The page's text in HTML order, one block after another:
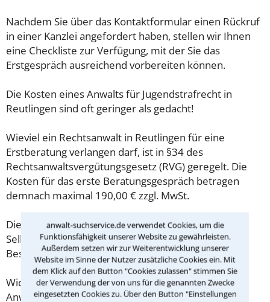
anwalt-suchservice.de verwendet Cookies, um die
Funktionsfähigkeit unserer Website zu gewährleisten.
Außerdem setzen wir zur Weiterentwicklung unserer
Website im Sinne der Nutzer zusätzliche Cookies ein. Mit
dem Klick auf den Button "Cookies zulassen" stimmen Sie
der Verwendung der von uns für die genannten Zwecke
eingesetzten Cookies zu. Über den Button "Einstellungen
Nachdem Sie über das Kontaktformular einen Rückruf
in einer Kanzlei angefordert haben, stellen wir Ihnen
eine Checkliste zur Verfügung, mit der Sie das
Erstgespräch ausreichend vorbereiten können.
Die Kosten eines Anwalts für Jugendstrafrecht in
Reutlingen sind oft geringer als gedacht!
Wieviel ein Rechtsanwalt in Reutlingen für eine
Erstberatung verlangen darf, ist in §34 des
Rechtsanwaltsvergütungsgesetz (RVG) geregelt. Die
Kosten für das erste Beratungsgespräch betragen
demnach maximal 190,00 € zzgl. MwSt.
Diese Regelung gilt jedoch nur für Verbraucher. Für
Selbstständige oder Freiberufler gilt diese
Beschränkung nicht.
Wichtig daher: Klären Sie die Kostenfrage mit Ihrem
Anwalt aus Reutlingen schon zu Beginn der ersten